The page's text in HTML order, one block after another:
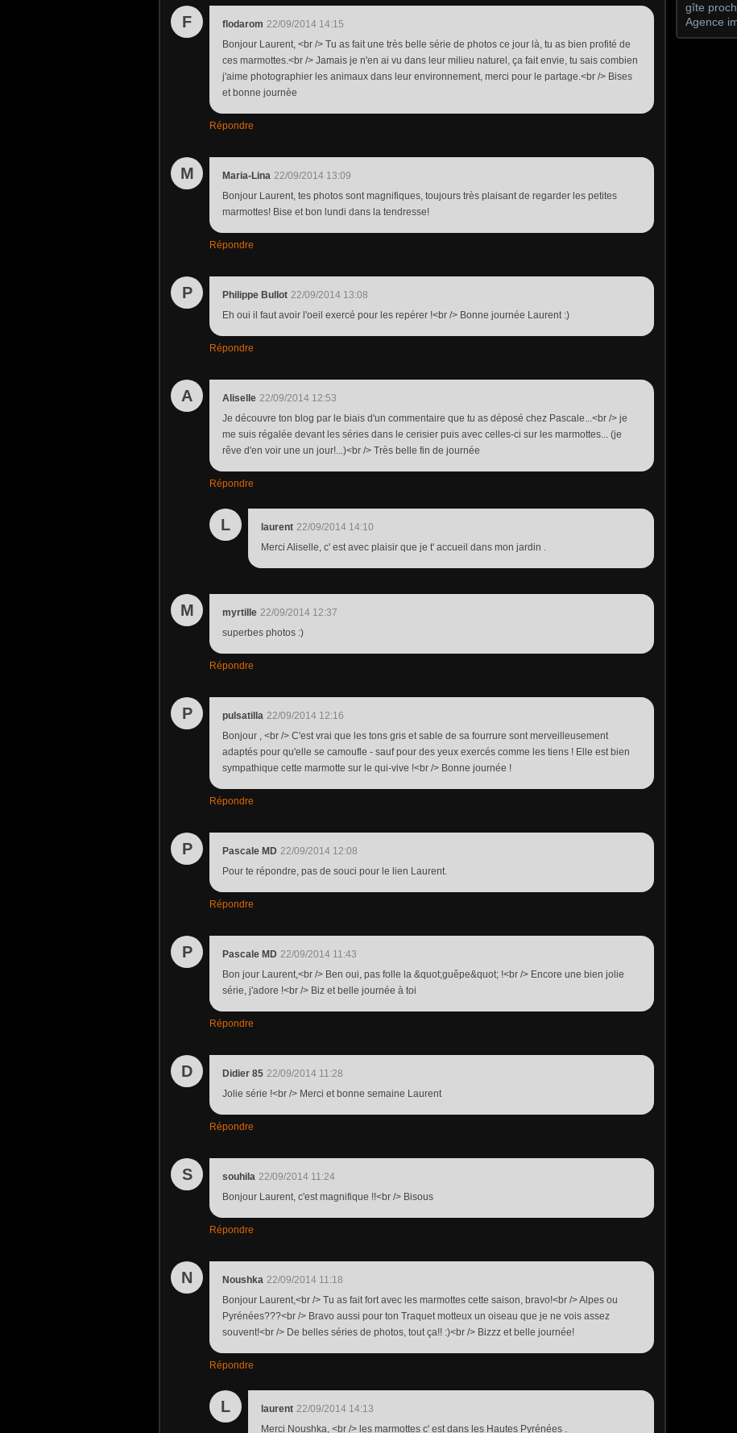
F flodarom 22/09/2014 14:15
Bonjour Laurent, <br /> Tu as fait une très belle série de photos ce jour là, tu as bien profité de
ces marmottes.<br /> Jamais je n'en ai vu dans leur milieu naturel, ça fait envie, tu sais combien
j'aime photographier les animaux dans leur environnement, merci pour le partage.<br /> Bises
et bonne journèe
Répondre
M Maria-Lina 22/09/2014 13:09
Bonjour Laurent, tes photos sont magnifiques, toujours très plaisant de regarder les petites
marmottes! Bise et bon lundi dans la tendresse!
Répondre
P Philippe Bullot 22/09/2014 13:08
Eh oui il faut avoir l'oeil exercé pour les repérer !<br /> Bonne journée Laurent :)
Répondre
A Aliselle 22/09/2014 12:53
Je découvre ton blog par le biais d'un commentaire que tu as déposé chez Pascale...<br /> je
me suis régalée devant les séries dans le cerisier puis avec celles-ci sur les marmottes... (je
rêve d'en voir une un jour!...)<br /> Très belle fin de journée
Répondre
L laurent 22/09/2014 14:10
Merci Aliselle, c' est avec plaisir que je t' accueil dans mon jardin .
M myrtille 22/09/2014 12:37
superbes photos :)
Répondre
P pulsatilla 22/09/2014 12:16
Bonjour , <br /> C'est vrai que les tons gris et sable de sa fourrure sont merveilleusement
adaptés pour qu'elle se camoufle - sauf pour des yeux exercés comme les tiens ! Elle est bien
sympathique cette marmotte sur le qui-vive !<br /> Bonne journée !
Répondre
P Pascale MD 22/09/2014 12:08
Pour te répondre, pas de souci pour le lien Laurent.
Répondre
P Pascale MD 22/09/2014 11:43
Bon jour Laurent,<br /> Ben oui, pas folle la &quot;guêpe&quot; !<br /> Encore une bien jolie
série, j'adore !<br /> Biz et belle journée à toi
Répondre
D Didier 85 22/09/2014 11:28
Jolie série !<br /> Merci et bonne semaine Laurent
Répondre
S souhila 22/09/2014 11:24
Bonjour Laurent, c'est magnifique !!<br /> Bisous
Répondre
N Noushka 22/09/2014 11:18
Bonjour Laurent,<br /> Tu as fait fort avec les marmottes cette saison, bravo!<br /> Alpes ou
Pyrénées???<br /> Bravo aussi pour ton Traquet motteux un oiseau que je ne vois assez
souvent!<br /> De belles séries de photos, tout ça!! :)<br /> Bizzz et belle journée!
Répondre
L laurent 22/09/2014 14:13
Merci Noushka, <br /> les marmottes c' est dans les Hautes Pyrénées .
gîte
Agence